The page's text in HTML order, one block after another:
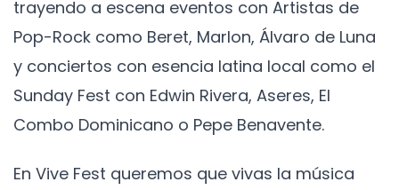
trayendo a escena eventos con Artistas de
Pop-Rock como Beret, Marlon, Álvaro de Luna
y conciertos con esencia latina local como el
Sunday Fest con Edwin Rivera, Aseres, El
Combo Dominicano o Pepe Benavente.
En Vive Fest queremos que vivas la música